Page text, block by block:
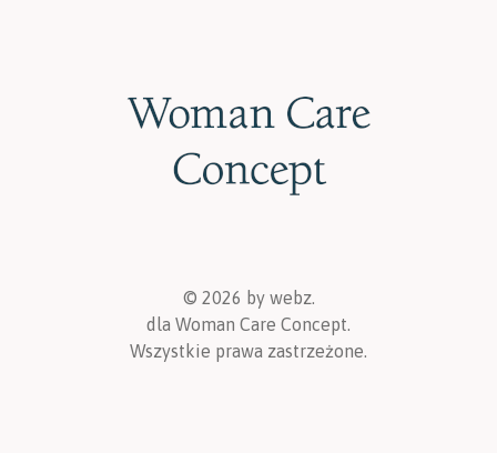
© 2026 by webz.
dla Woman Care Concept.
Wszystkie prawa zastrzeżone.